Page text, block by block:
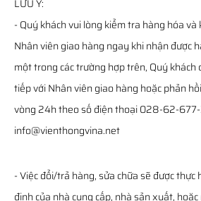
LƯU Ý:
- Quý khách vui lòng kiểm tra hàng hóa
Nhân viên giao hàng ngay khi nhận được
một trong các trường hợp trên, Quý khách
tiếp với Nhân viên giao hàng hoặc phản
vòng 24h theo số điện thoại 028-62-
info@vienthongvina.net
- Việc đổi/trả hàng, sửa chữa sẽ được
định của nhà cung cấp, nhà sản xuất,